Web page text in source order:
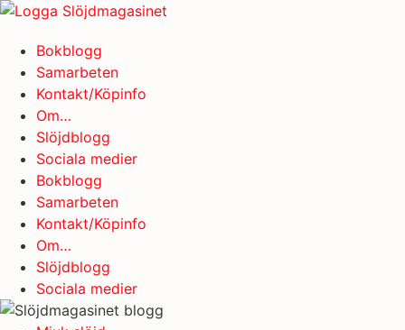
Hoppa
innehållBokblogg
Samarbeten
Kontakt/Köpinfo
Om…
Slöjdblogg
Sociala medier
Bokblogg
Samarbeten
Kontakt/Köpinfo
Om…
Slöjdblogg
Sociala medier